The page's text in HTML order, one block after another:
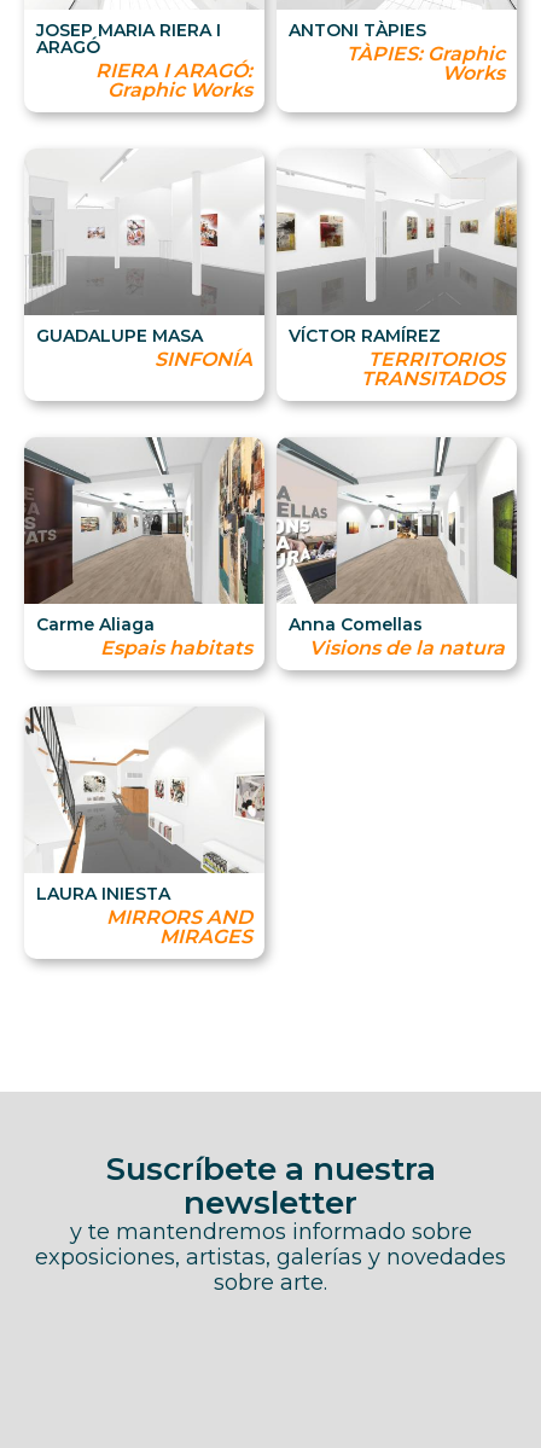
JOSEP MARIA RIERA I
ARAGÓ
RIERA I ARAGÓ:
Graphic Works
ANTONI TÀPIES
TÀPIES: Graphic
Works
GUADALUPE MASA
SINFONÍA
VÍCTOR RAMÍREZ
TERRITORIOS
TRANSITADOS
Carme Aliaga
Espais habitats
Anna Comellas
Visions de la natura
LAURA INIESTA
MIRRORS AND
MIRAGES
Suscríbete a nuestra
newsletter
y te mantendremos informado sobre
exposiciones, artistas, galerías y novedades
sobre arte.